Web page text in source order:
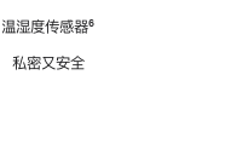
温湿度传感器脚
⁶
私密又安全